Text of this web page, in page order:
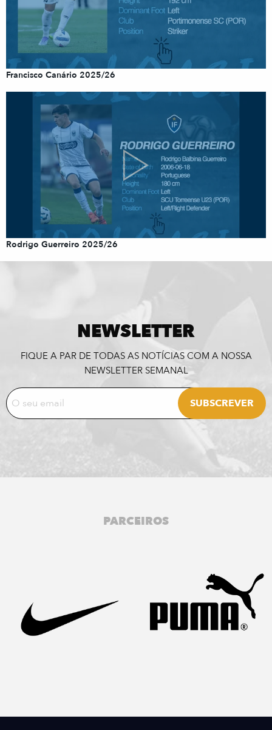
Francisco Canário 2025/26
Rodrigo Guerreiro 2025/26
NEWSLETTER
FIQUE A PAR DE TODAS AS NOTÍCIAS COM A NOSSA
NEWSLETTER SEMANAL
PARCEIROS